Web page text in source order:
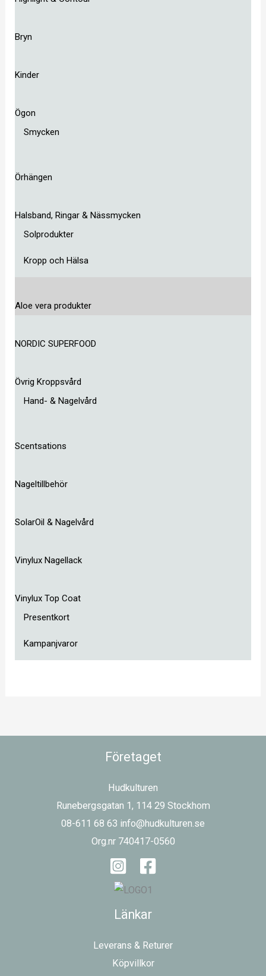
Bryn
Kinder
Ögon
Smycken
Örhängen
Halsband, Ringar & Nässmycken
Solprodukter
Kropp och Hälsa
Aloe vera produkter
NORDIC SUPERFOOD
Övrig Kroppsvård
Hand- & Nagelvård
Scentsations
Nageltillbehör
SolarOil & Nagelvård
Vinylux Nagellack
Vinylux Top Coat
Presentkort
Kampanjvaror
Företaget
Hudkulturen
Runebergsgatan 1, 114 29 Stockhom
08-611 68 63 info@hudkulturen.se
Org.nr 740417-0560
Länkar
Leverans & Returer
Köpvillkor